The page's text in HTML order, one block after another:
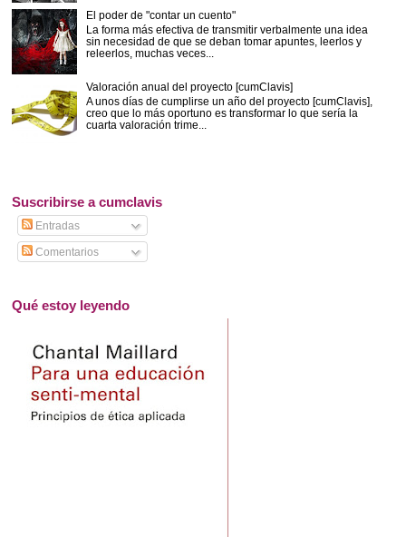
El poder de "contar un cuento"
La forma más efectiva de transmitir verbalmente una idea
sin necesidad de que se deban tomar apuntes, leerlos y
releerlos, muchas veces...
Valoración anual del proyecto [cumClavis]
A unos días de cumplirse un año del proyecto [cumClavis],
creo que lo más oportuno es transformar lo que sería la
cuarta valoración trime...
Suscribirse a cumclavis
Entradas
Comentarios
Qué estoy leyendo